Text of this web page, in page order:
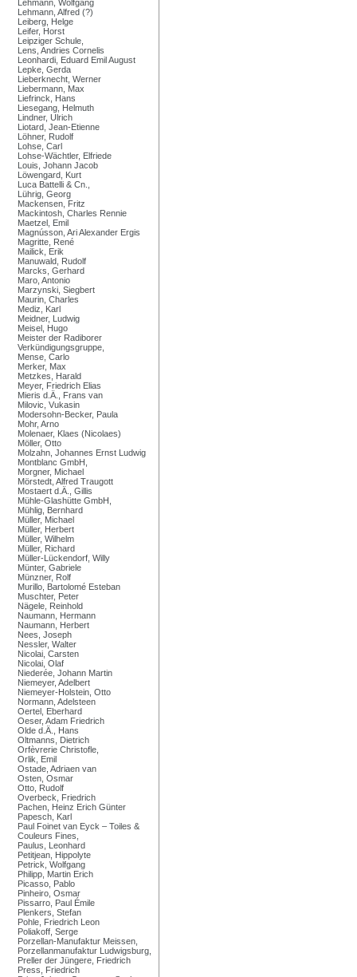
Lehmann, Wolfgang
Lehmann, Alfred (?)
Leiberg, Helge
Leifer, Horst
Leipziger Schule,
Lens, Andries Cornelis
Leonhardi, Eduard Emil August
Lepke, Gerda
Lieberknecht, Werner
Liebermann, Max
Liefrinck, Hans
Liesegang, Helmuth
Lindner, Ulrich
Liotard, Jean-Etienne
Löhner, Rudolf
Lohse, Carl
Lohse-Wächtler, Elfriede
Louis, Johann Jacob
Löwengard, Kurt
Luca Battelli & Cn.,
Lührig, Georg
Mackensen, Fritz
Mackintosh, Charles Rennie
Maetzel, Emil
Magnússon, Ari Alexander Ergis
Magritte, René
Mailick, Erik
Manuwald, Rudolf
Marcks, Gerhard
Maro, Antonio
Marzynski, Siegbert
Maurin, Charles
Mediz, Karl
Meidner, Ludwig
Meisel, Hugo
Meister der Radiborer
Verkündigungsgruppe,
Mense, Carlo
Merker, Max
Metzkes, Harald
Meyer, Friedrich Elias
Mieris d.Ä., Frans van
Milovic, Vukasin
Modersohn-Becker, Paula
Mohr, Arno
Molenaer, Klaes (Nicolaes)
Möller, Otto
Molzahn, Johannes Ernst Ludwig
Montblanc GmbH,
Morgner, Michael
Mörstedt, Alfred Traugott
Mostaert d.Ä., Gillis
Mühle-Glashütte GmbH,
Mühlig, Bernhard
Müller, Michael
Müller, Herbert
Müller, Wilhelm
Müller, Richard
Müller-Lückendorf, Willy
Münter, Gabriele
Münzner, Rolf
Murillo, Bartolomé Esteban
Muschter, Peter
Nägele, Reinhold
Naumann, Hermann
Naumann, Herbert
Nees, Joseph
Nessler, Walter
Nicolai, Carsten
Nicolai, Olaf
Niederée, Johann Martin
Niemeyer, Adelbert
Niemeyer-Holstein, Otto
Normann, Adelsteen
Oertel, Eberhard
Oeser, Adam Friedrich
Olde d.Ä., Hans
Oltmanns, Dietrich
Orfèvrerie Christofle,
Orlik, Emil
Ostade, Adriaen van
Osten, Osmar
Otto, Rudolf
Overbeck, Friedrich
Pachen, Heinz Erich Günter
Papesch, Karl
Paul Foinet van Eyck – Toiles &
Couleurs Fines,
Paulus, Leonhard
Petitjean, Hippolyte
Petrick, Wolfgang
Philipp, Martin Erich
Picasso, Pablo
Pinheiro, Osmar
Pissarro, Paul Émile
Plenkers, Stefan
Pohle, Friedrich Leon
Poliakoff, Serge
Porzellan-Manufaktur Meissen,
Porzellanmanufaktur Ludwigsburg,
Preller der Jüngere, Friedrich
Press, Friedrich